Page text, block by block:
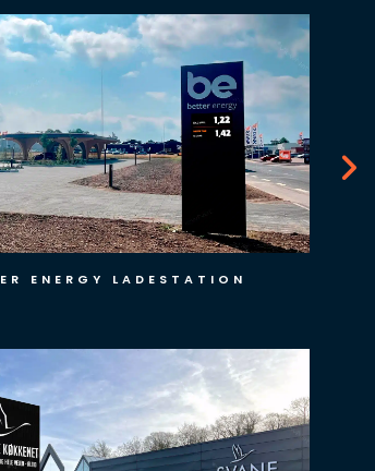
INGO TANKSTATION